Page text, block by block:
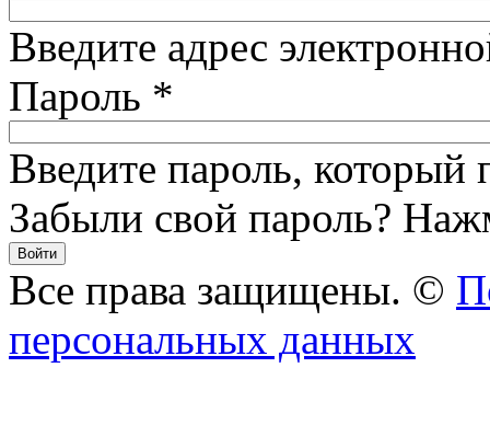
Введите адрес
Пароль *
Введите пароль,
Забыли свой пароль?
Все права защищены. ©
персональных данных